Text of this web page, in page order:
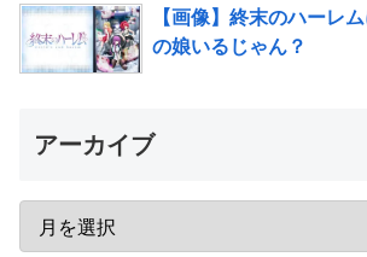
【画像】終末のハーレ
の娘いるじゃん？
アーカイブ